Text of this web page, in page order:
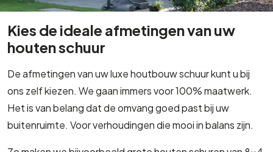
Kies de ideale afmetingen van uw
houten schuur
De afmetingen van uw luxe houtbouw schuur kunt u bij
ons zelf kiezen. We gaan immers voor 100% maatwerk.
Het is van belang dat de omvang goed past bij uw
buitenruimte. Voor verhoudingen die mooi in balans zijn.